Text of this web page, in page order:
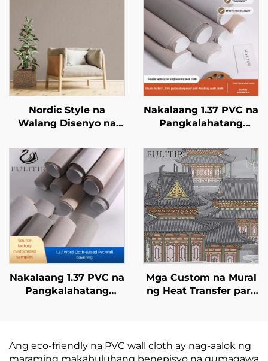
Nordic Style na
Walang Disenyo na
Wallpaper - Simple at
Walang Disenyo na
Panakip sa Pader para
sa Sala, Maaaring
Pumili ng Maraming
Kulay
Nakalaang 1.37 PVC na
Pangkalahatang
Wallcovering para sa
Mga Hotel sa Kadena,
Base na Tela,
Wallcovering na
Nakakatigil ng Apoy,
Tagagawa, Hindi
Nakakawala ng Tela,
2.8 Metro
Nakalaang 1.37 PVC na
Pangkalahatang
Base na Tela,
Wallcovering na
Mga Custom na Mural
ng Heat Transfer para
at Mga Background
para sa Buong Bahay,
Ang eco-friendly na PVC wall cloth ay nag-aalok ng